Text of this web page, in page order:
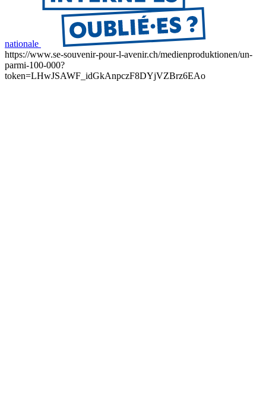
nationale
https://www.se-souvenir-pour-l-avenir.ch/medienproduktionen/un-
parmi-100-000?
token=LHwJSAWF_idGkAnpczF8DYjVZBrz6EAo